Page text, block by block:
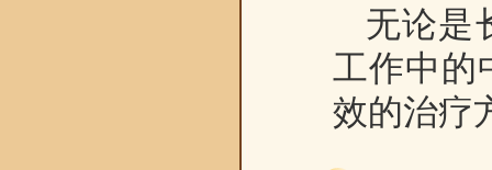
无论是
工作中的
效的治疗